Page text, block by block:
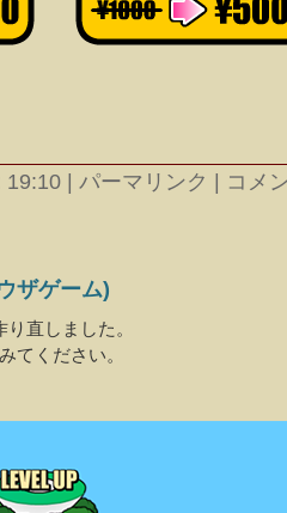
19:10 | パーマリンク | コメ
ザゲーム)
直しました。
てください。